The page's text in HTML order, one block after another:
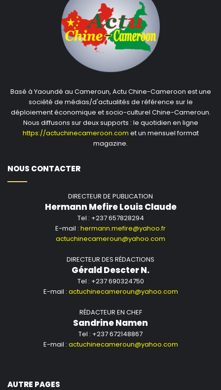
Basé à Yaoundé au Cameroun, Actu Chine-Cameroon est une
société de médias/d'actualités de référence sur le
déploiement économique et socio-culturel Chine-Cameroun.
Nous diffusons sur deux supports : le quotidien en ligne
https://actuchinecameroon.com et un mensuel format
magazine.
NOUS CONTACTER
DIRECTEUR DE PUBLICATION
Hermann Mefire Louis Claude
Tel : +237 657828294
E-mail : hermann.mefire@yahoo.fr
actuchinecameroun@yahoo.com
DIRECTEUR DES RÉDACTIONS
Gérald Descter N.
Tel : +237 690324750
E-mail : actuchinecameroun@yahoo.com
RÉDACTEUR EN CHEF
Sandrine Namen
Tel : +237 672148867
E-mail : actuchinecameroun@yahoo.com
AUTRE PAGES